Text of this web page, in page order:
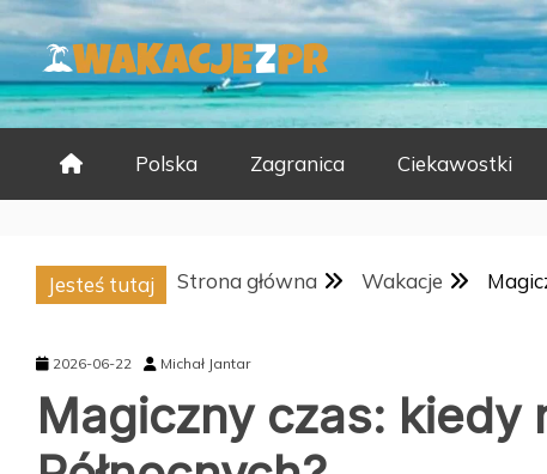
Skip
to
content
Polska Zagranica Ciekawostki
Jesteś tutaj Strona główna Wakacje
2026-06-22 Michał Jantar
Magiczny czas: kiedy